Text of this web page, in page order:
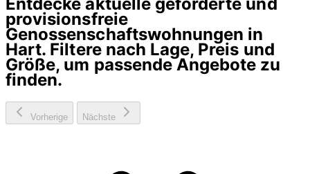
provisionsfreie
Genossenschaftswohnungen in
Hart. Filtere nach Lage, Preis und
Größe, um passende Angebote zu
finden.
Vorherige Nächste